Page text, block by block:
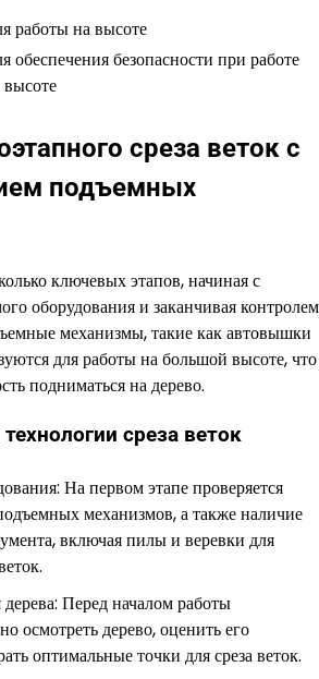
работы на высоте
обеспечения безопасности при работе
среза веток с
подъемных
ключевых этапов, начиная с
оборудования и заканчивая контролем
механизмы, такие как автовышки
для работы на большой высоте, что
подниматься на дерево.
среза веток
На первом этапе проверяется
механизмов, а также наличие
включая пилы и веревки для
Перед началом работы
осмотреть дерево, оценить его
оптимальные точки для среза веток.